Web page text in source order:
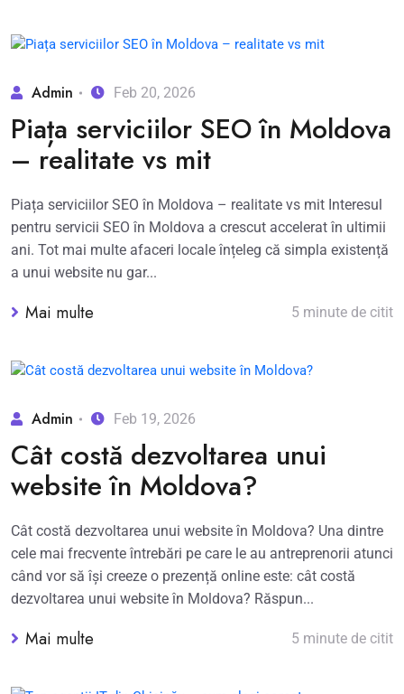
Admin Feb 20, 2026
Piața serviciilor SEO în Moldova
– realitate vs mit
Piața serviciilor SEO în Moldova – realitate vs mit Interesul
pentru servicii SEO în Moldova a crescut accelerat în ultimii
ani. Tot mai multe afaceri locale înțeleg că simpla existență
a unui website nu gar...
Mai multe 5 minute de citit
Admin Feb 19, 2026
Cât costă dezvoltarea unui
website în Moldova?
Cât costă dezvoltarea unui website în Moldova? Una dintre
cele mai frecvente întrebări pe care le au antreprenorii atunci
când vor să își creeze o prezență online este: cât costă
dezvoltarea unui website în Moldova? Răspun...
Mai multe 5 minute de citit